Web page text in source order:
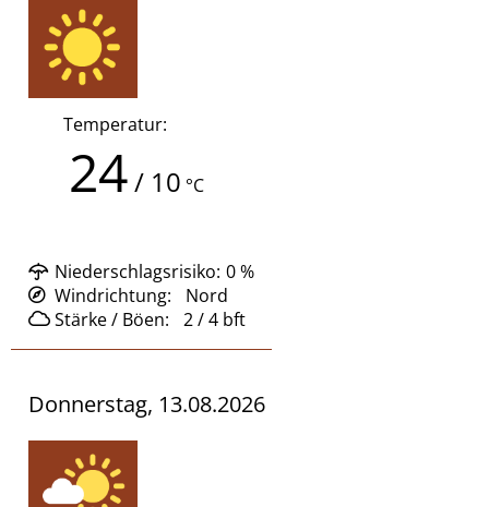
Temperatur:
24/ 10 °C
Niederschlagsrisiko: 0%
Stärke / Böen:
2 / 4 bft
Windrichtung: Nord
Donnerstag, 13.08.2026